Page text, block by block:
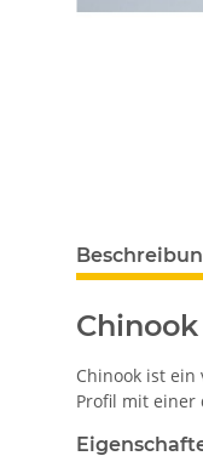
Chinook ist
Profil mit einer